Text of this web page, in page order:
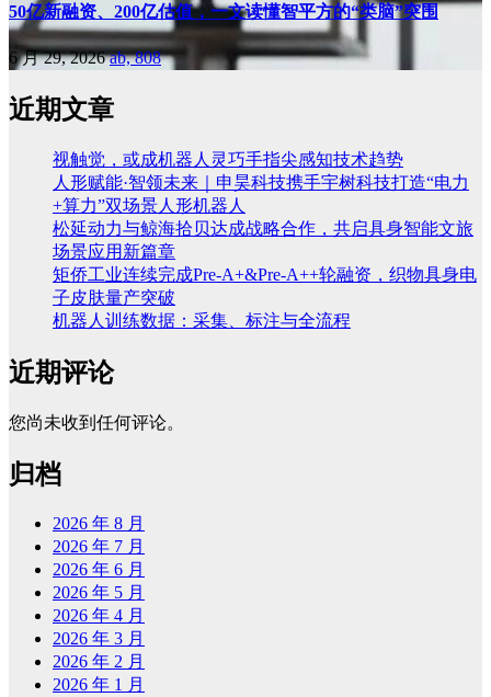
50亿新融资、200亿估值，一文读懂智平方的“类脑”突围
6 月 29, 2026ab, 808
近期文章
视触觉，或成机器人灵巧手指尖感知技术趋势
人形赋能·智领未来｜申昊科技携手宇树科技打造“电力
+算力”双场景人形机器人
松延动力与鲸海拾贝达成战略合作，共启具身智能文旅
场景应用新篇章
矩侨工业连续完成Pre-A+&Pre-A++轮融资，织物具身电
子皮肤量产突破
机器人训练数据：采集、标注与全流程
近期评论
您尚未收到任何评论。
归档
2026 年 8 月
2026 年 7 月
2026 年 6 月
2026 年 5 月
2026 年 4 月
2026 年 3 月
2026 年 2 月
2026 年 1 月